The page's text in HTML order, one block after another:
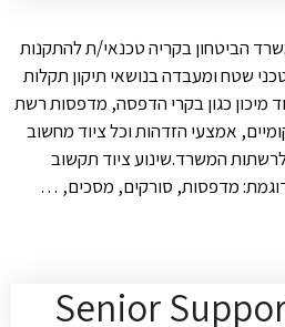
הביטחון בקריה טכנאי/ת להתקנות
שטח ומעבדה בנושאי תיקון תקלות
מיכון כגון בקרי הדפסה, מדפסות רשת
אמצעי הזדהות וכל ציוד מחשוב
לרשתות המשרד.שינוע ציוד תקשוב
מדפסות, סורקים, מסכים, …
Senior